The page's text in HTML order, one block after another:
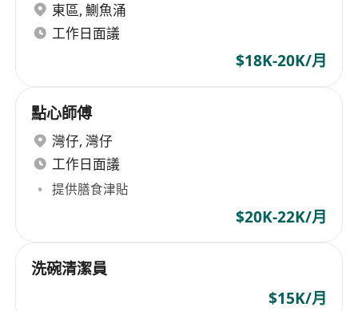
東區, 鰂魚涌
工作日面議
$18K-20K/月
點心師傅
灣仔, 灣仔
工作日面議
提供膳食津貼
$20K-22K/月
洗碗清潔員
$15K/月